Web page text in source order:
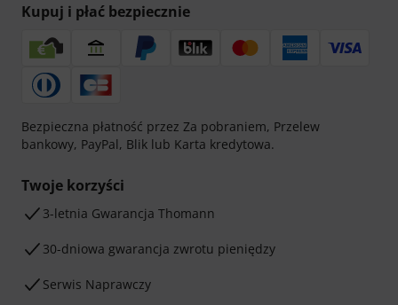
Kupuj i płać bezpiecznie
Bezpieczna płatność przez Za pobraniem, Przelew
bankowy, PayPal, Blik lub Karta kredytowa.
Twoje korzyści
3-letnia Gwarancja Thomann
30-dniowa gwarancja zwrotu pieniędzy
Serwis Naprawczy